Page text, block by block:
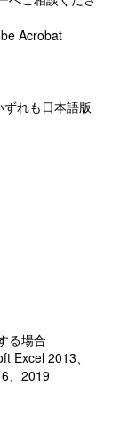
Acrobat
ずれも日本語版
る場合
Excel 2013、
、2019